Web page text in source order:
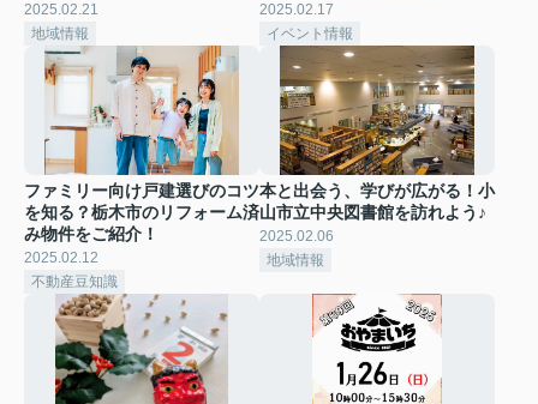
2025.02.21
地域情報
2025.02.17
イベント情報
ファミリー向け戸建選びのコツ
を知る？栃木市のリフォーム済
み物件をご紹介！
2025.02.12
不動産豆知識
本と出会う、学びが広がる！小
山市立中央図書館を訪れよう♪
2025.02.06
地域情報